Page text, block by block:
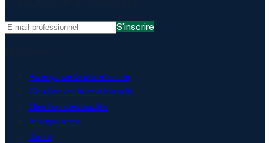
S'inscrire
Aperçu de la plateforme
Gestion de la conformité
Gestion des audits
Intégrations
Tarifs